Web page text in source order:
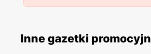
Regularnegazetki promocyjne,
Inne gazetki